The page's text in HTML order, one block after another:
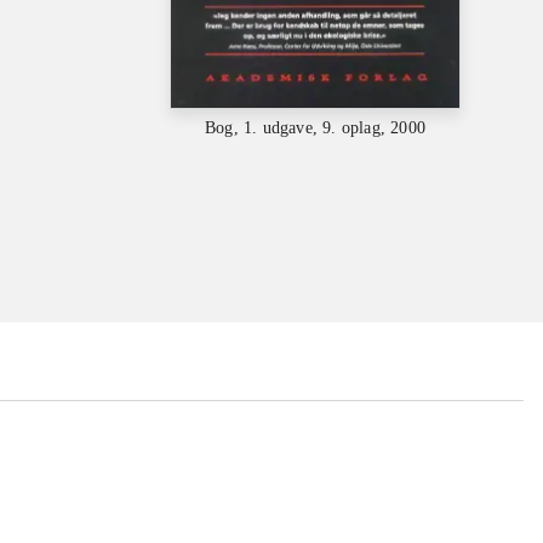
Bog, 1. udgave, 9. oplag, 2000